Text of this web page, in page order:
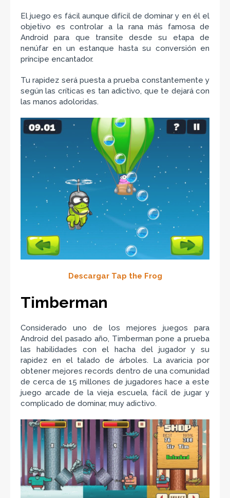
El juego es fácil aunque difícil de dominar y en él el
objetivo es controlar a la rana más famosa de
Android para que transite desde su etapa de
nenúfar en un estanque hasta su conversión en
príncipe encantador.
Tu rapidez será puesta a prueba constantemente y
según las críticas es tan adictivo, que te dejará con
las manos adoloridas.
Descargar Tap the Frog
Timberman
Considerado uno de los mejores juegos para
Android del pasado año, Timberman pone a prueba
las habilidades con el hacha del jugador y su
rapidez en el talado de árboles. La avaricia por
obtener mejores records dentro de una comunidad
de cerca de 15 millones de jugadores hace a este
juego arcade de la vieja escuela, fácil de jugar y
complicado de dominar, muy adictivo.